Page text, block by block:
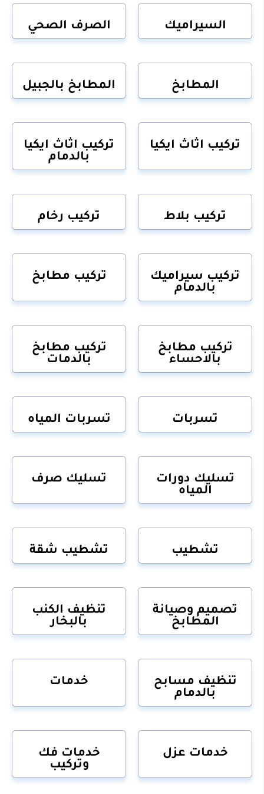
السيراميك الصرف الصحي
المطابخ المطابخ بالجبيل
تركيب اثاث ايكيا
تركيب اثاث ايكيا
بالدمام
تركيب بلاط تركيب رخام
تركيب سيراميك
بالدمام
تركيب مطابخ
تركيب مطابخ
بالاحساء
تركيب مطابخ
بالدمات
تسربات تسربات المياه
تسليك دورات
المياه
تسليك صرف
تشطيب تشطيب شقة
تصميم وصيانة
المطابخ
تنظيف الكنب
بالبخار
تنظيف مسابح
بالدمام
خدمات
خدمات عزل
خدمات فك
وتركيب